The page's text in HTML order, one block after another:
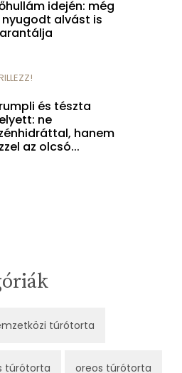
idején: még
nyugodt alvást is
és tészta
ne
hanem
az olcsó...
túrótorta
túrótorta oreos túrótorta